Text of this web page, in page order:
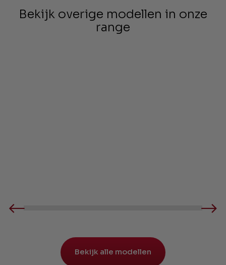
Bekijk overige modellen in onze
range
Bekijk alle modellen